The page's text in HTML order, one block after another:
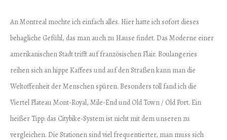
An Montreal mochte ich einfach alles. Hier hatte ich sofort dieses
behagliche Gefühl, das man auch zu Hause findet. Das Moderne einer
amerikanischen Stadt trifft auf französischen Flair. Boulangeries
reihen sich an hippe Kaffees und auf den Straßen kann man die
Weltoffenheit der Menschen spüren. Besonders toll fand ich die
Viertel Plateau Mont-Royal, Mile-End und Old Town / Old Port. Ein
heißer Tipp: das Citybike-System ist nicht mit dem unseren zu
vergleichen. Die Stationen sind viel frequentierter, man muss sich